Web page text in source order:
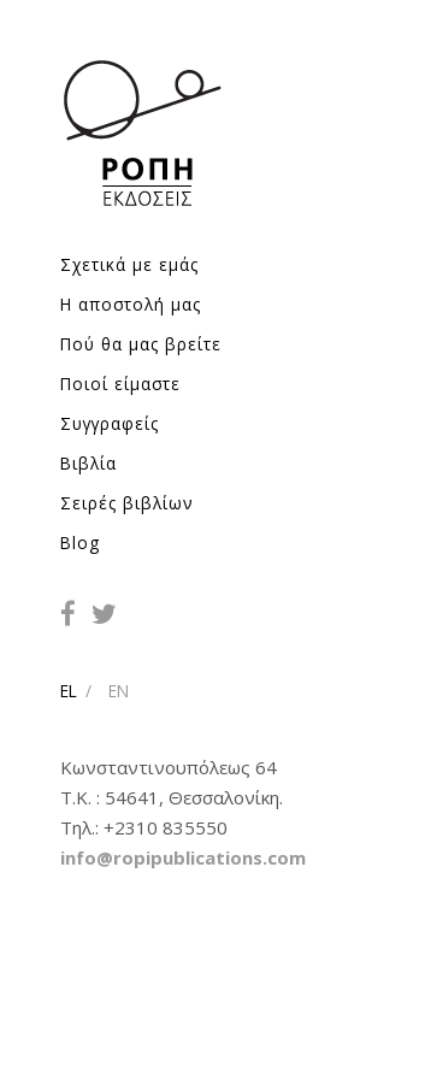
Σχετικά με εμάς
Η αποστολή μας
Πού θα μας βρείτε
Ποιοί είμαστε
Συγγραφείς
Βιβλία
Σειρές βιβλίων
Blog
EL EN
Κωνσταντινουπόλεως 64
Τ.Κ. : 54641, Θεσσαλονίκη.
Tηλ.: +2310 835550
info@ropipublications.com